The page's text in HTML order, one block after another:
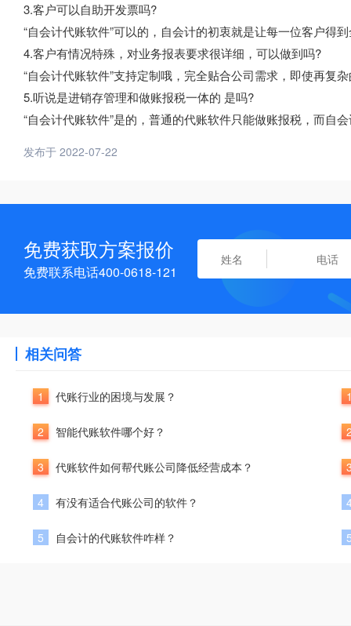
3.客户可以自助开发票吗?
“自会计代账软件”可以的，自会计的初衷就是让每一位客户得
4.客户有情况特殊，对业务报表要求很详细，可以做到吗?
“自会计代账软件”支持定制哦，完全贴合公司需求，即使再复
5.听说是进销存管理和做账报税一体的 是吗?
“自会计代账软件”是的，普通的代账软件只能做账报税，而自
发布于 2022-07-22
免费获取方案报价
免费联系电话400-0618-121
相关问答
1 代账行业的困境与发展？
2 智能代账软件哪个好？
3 代账软件如何帮代账公司降低经营成本？
4 有没有适合代账公司的软件？
5 自会计的代账软件咋样？